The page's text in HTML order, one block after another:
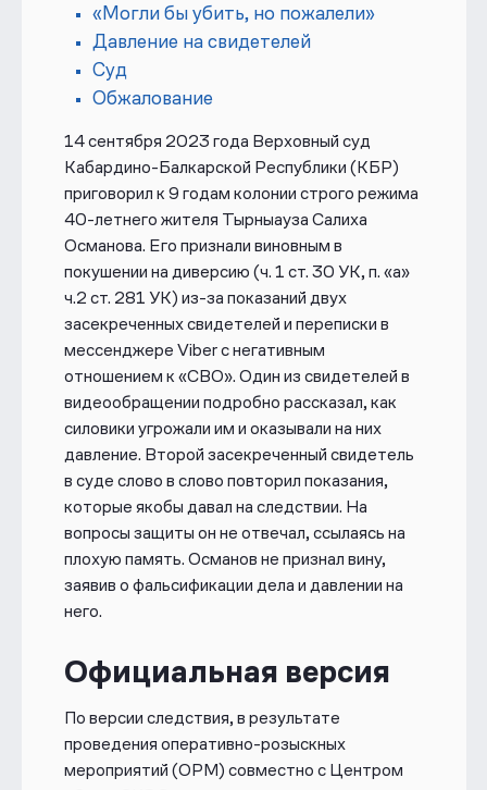
«Могли бы убить, но пожалели»
Давление на свидетелей
Суд
Обжалование
14 сентября 2023 года Верховный суд
Кабардино-Балкарской Республики (КБР)
приговорил к 9 годам колонии строго режима
40-летнего жителя Тырныауза Салиха
Османова. Его признали виновным в
покушении на диверсию (ч. 1 ст. 30 УК, п. «а»
ч.2 ст. 281 УК) из-за показаний двух
засекреченных свидетелей и переписки в
мессенджере Viber с негативным
отношением к «СВО». Один из свидетелей в
видеообращении подробно рассказал, как
силовики угрожали им и оказывали на них
давление. Второй засекреченный свидетель
в суде слово в слово повторил показания,
которые якобы давал на следствии. На
вопросы защиты он не отвечал, ссылаясь на
плохую память. Османов не признал вину,
заявив о фальсификации дела и давлении на
него.
Официальная версия
По версии следствия, в результате
проведения оперативно-розыскных
мероприятий (ОРМ) совместно с Центром